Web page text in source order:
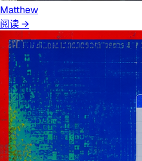
Matthew
阅读 →